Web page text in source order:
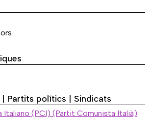
Partits polítics | Sindicats
Italiano (PCI) (Partit Comunista Italià)